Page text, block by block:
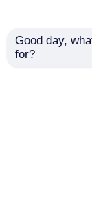
Good day,
for?